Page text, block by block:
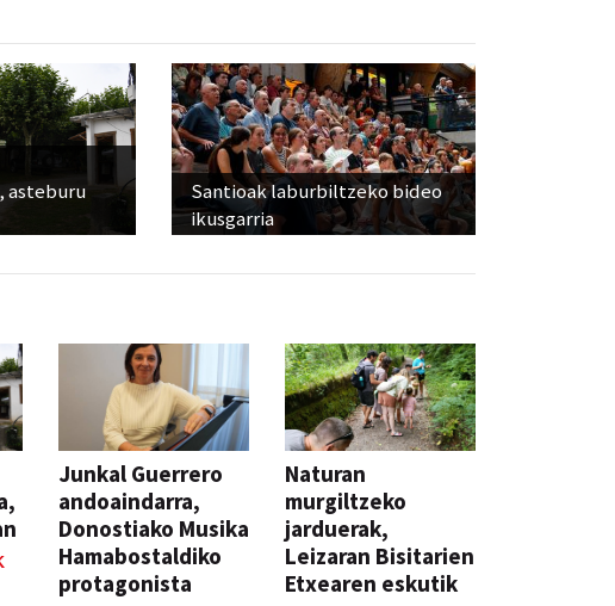
asteburu
Santioak laburbiltzeko bideo
ikusgarria
Junkal Guerrero
andoaindarra,
Donostiako Musika
Hamabostaldiko
protagonista
Naturan
murgiltzeko
jarduerak,
Leizaran Bisitarien
Etxearen eskutik